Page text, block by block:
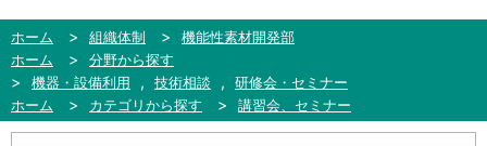
ホーム 組織体制
機能性素材開発部
ホーム
分野から探す
機器・設備利用
, 技術相談 ,
研修会・セミナー
ホーム
カテゴリから探す 講習会、セミナー